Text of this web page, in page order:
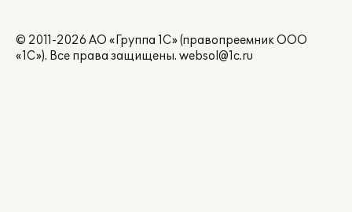
© 2011-2026 АО «Группа 1С» (правопреемник ООО
«1С»). Все права защищены. websol@1c.ru